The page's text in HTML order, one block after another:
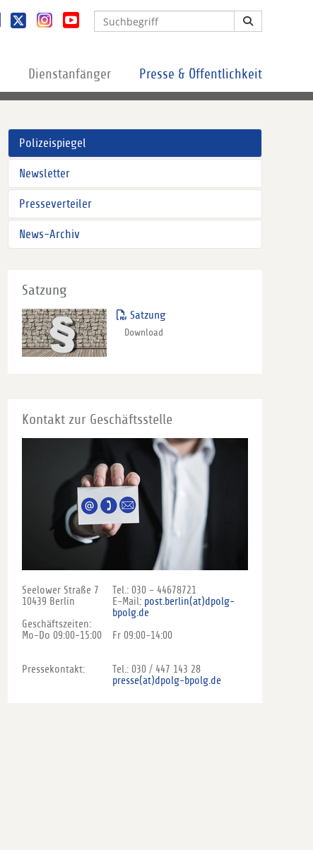
Dienstanfänger Presse & Öffentlichkeit
Polizeispiegel
Newsletter
Presseverteiler
News-Archiv
Satzung
Satzung
Download
Kontakt zur Geschäftsstelle
Seelower Straße 7
10439 Berlin
Geschäftszeiten:
Mo-Do 09:00-15:00
Pressekontakt:
Tel.: 030 - 44678721
E-Mail: post.berlin(at)dpolg-
bpolg.de
Fr 09:00-14:00
Tel.: 030 / 447 143 28
presse(at)dpolg-bpolg.de